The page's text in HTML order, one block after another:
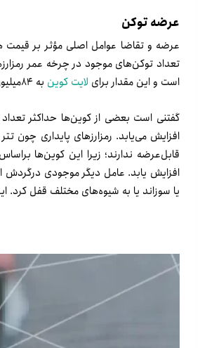
عرضه توکن
عرضه و تقاضا عوامل اصلی مؤثر بر قیمت
است و این مقدار برای لایت کوین به ۸۴میلیون و برای بایننس کوین (BNB) به ۲۰۰میلیون کوین می‌رسد.
گفتنی است بعضی از کوین‌ها حداکثر
قابل‌عرضه ندارند؛ زیرا این کوین‌ها
افزایش یابد. عامل دیگر موجودی در‌گردش
یا سوزاند یا به شیوه‌های مختلف قفل کرد.